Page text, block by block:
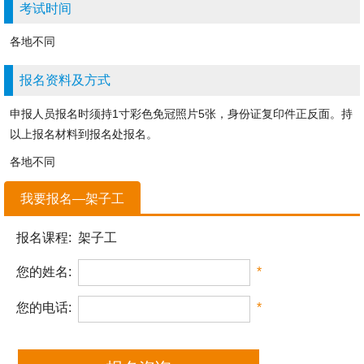
考试时间
各地不同
报名资料及方式
申报人员报名时须持1寸彩色免冠照片5张，身份证复印件正反面。持
以上报名材料到报名处报名。
各地不同
我要报名—架子工
报名课程: 架子工
您的姓名: *
您的电话: *